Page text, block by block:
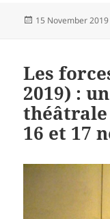
Posted
15 November 2019
Les
2019) :
théâtrale
16 et 17